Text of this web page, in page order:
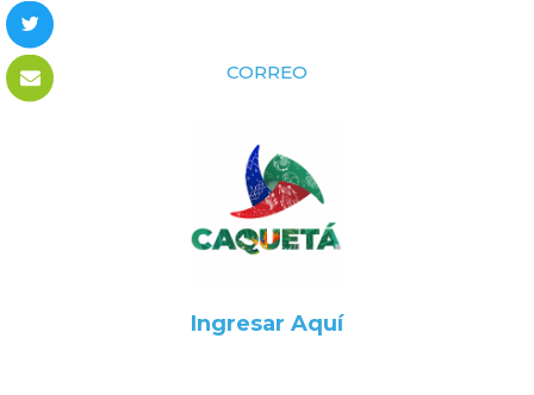
CORREO
Ingresar Aquí